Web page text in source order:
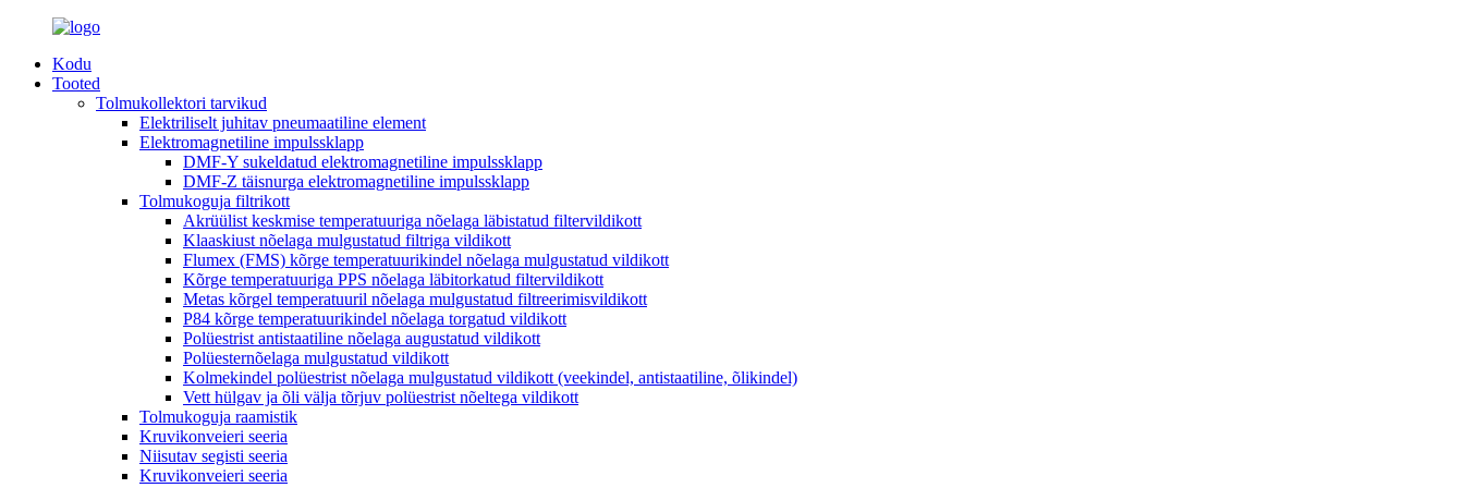
Kodu
Tooted
Tolmukollektori tarvikud
Elektriliselt juhitav pneumaatiline element
Elektromagnetiline impulssklapp
DMF-Y sukeldatud elektromagnetiline impulssklapp
DMF-Z täisnurga elektromagnetiline impulssklapp
Tolmukoguja filtrikott
Akrüülist keskmise temperatuuriga nõelaga läbistatud filtervildikott
Klaaskiust nõelaga mulgustatud filtriga vildikott
Flumex (FMS) kõrge temperatuurikindel nõelaga mulgustatud vildikott
Kõrge temperatuuriga PPS nõelaga läbitorkatud filtervildikott
Metas kõrgel temperatuuril nõelaga mulgustatud filtreerimisvildikott
P84 kõrge temperatuurikindel nõelaga torgatud vildikott
Polüestrist antistaatiline nõelaga augustatud vildikott
Polüesternõelaga mulgustatud vildikott
Kolmekindel polüestrist nõelaga mulgustatud vildikott (veekindel, antistaatiline, õlikindel)
Vett hülgav ja õli välja tõrjuv polüestrist nõeltega vildikott
Tolmukoguja raamistik
Kruvikonveieri seeria
Niisutav segisti seeria
Kruvikonveieri seeria